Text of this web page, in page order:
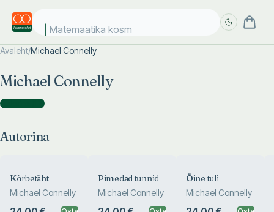
Matemaatika kosmo
Avaleht/Michael Connelly
Michael Connelly
Autorina )
Autorina
Kõrbetäht
Michael Connelly
Pimedad tunnid
Michael Connelly
Öine tuli
Michael Connelly